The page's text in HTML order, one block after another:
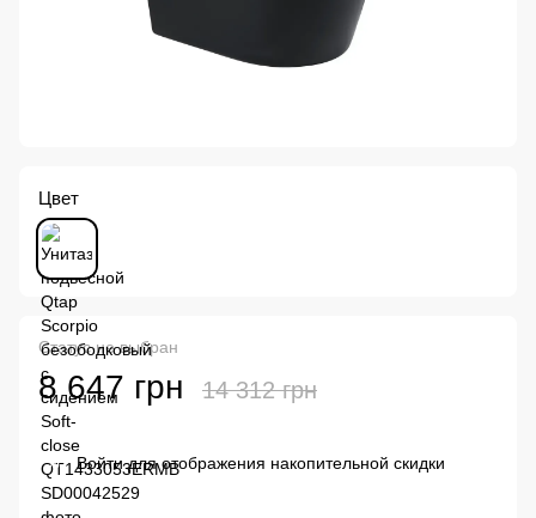
Цвет
Статус не выбран
8 647 грн 14 312 грн
% Войтидля отображения накопительной скидки